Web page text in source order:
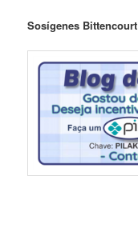
Sosígenes Bittencourt